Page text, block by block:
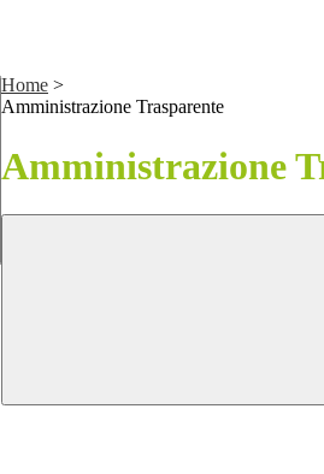
Home >
Amministrazione Trasparente
Amministrazione